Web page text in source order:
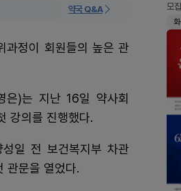
약국 Q&A
과정이 회원들의 높은 관
은)는 지난 16일 약사회
강의를 진행했다.
일 전 보건복지부 차관
관문을 열었다.
모집